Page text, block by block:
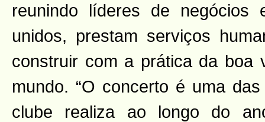
reunindo líderes de negócios
unidos, prestam serviços
construir com a prática da boa
mundo. “O concerto é uma
clube realiza ao longo do